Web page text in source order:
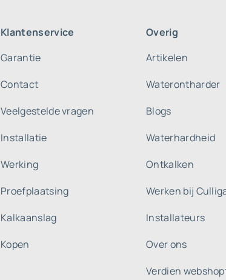
Klantenservice
Garantie
Contact
Veelgestelde vragen
Installatie
Werking
Proefplaatsing
Kalkaanslag
Kopen
Overig
Artikelen
Waterontharder
Blogs
Waterhardheid
Ontkalken
Werken bij
Installateurs
Over ons
Verdien